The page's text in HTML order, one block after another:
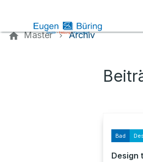
Master Archiv
Bad
Design